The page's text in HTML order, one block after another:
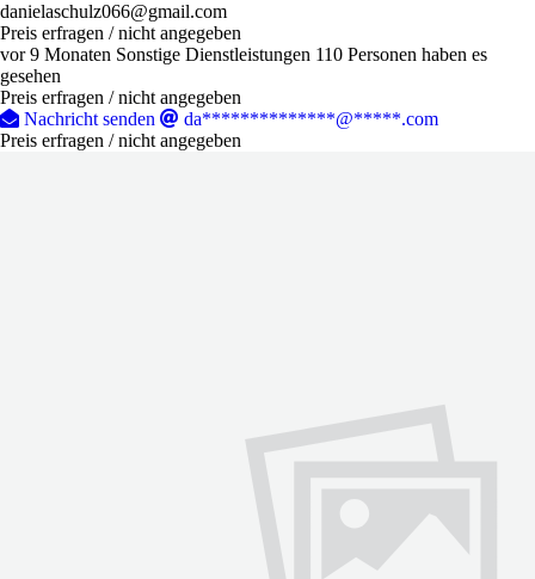
danielaschulz066@gmail.com
Preis erfragen / nicht angegeben
vor 9 Monaten Sonstige Dienstleistungen 110 Personen haben es
gesehen
Preis erfragen / nicht angegeben
Nachricht senden
da**************@*****.com
Preis erfragen / nicht angegeben